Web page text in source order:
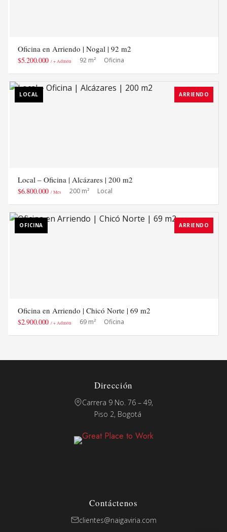
Oficina en Arriendo | Nogal | 92 m2
$5.200.000 / + Admón 92 m² Oficina
LOCAL ARRIENDO
Local – Oficina | Alcázares | 200 m2
$6.800.000 / Mes 200 m² Local
OFICINA ARRIENDO
Oficina en Arriendo | Chicó Norte | 69 m2
$2.900.000 / + Admón 69 m² Oficina
Dirección
Carrera 9 No. 76 – 49,
Piso 2, Bogotá
Contáctenos
clientes@naigaviria.com